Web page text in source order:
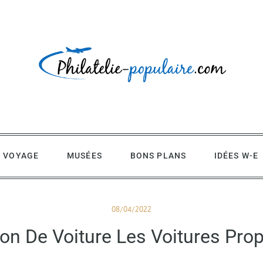
VOYAGE MUSÉES BONS PLANS IDÉES W-E
Posted
08/04/2022
De Voiture Les Voitures